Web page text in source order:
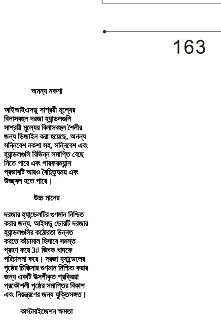
অনন্য নকশা
আইআইএসডু সাশ্রয়ী মূল্যের
বিলাসবহুল দরজা হ্যান্ডলগুলি
সাশ্রয়ী মূল্যের বিলাসবহুল শৈলীর
জন্য ডিজাইন করা হয়েছে, অনন্য
সন্নিবেশ নকশা সহ, সন্নিবেশ এবং
হ্যান্ডলগুলি বিভিন্ন সমাপ্তি বেছে
নিতে পারে এবং পারফরম্যান্স
প্রভাবটি আরও বৈচিত্র্যময় এবং
উজ্জ্বল হতে পারে।
উচ্চ মানের
দরজার হ্যান্ডেলটির গুণমান নিশ্চিত
করার জন্য, আইসডু ডোরটি দরজার
হ্যান্ডলগুলির কঠোরতা উন্নত
করতে কাঁচামাল হিসাবে সমস্ত
গ্রহণ করে 3# জিংক খাদকে
পরিচালনা করে। দরজা হ্যান্ডেলের
পৃষ্ঠের চিকিত্সার গুণমান নিশ্চিত করার
জন্য একটি উত্সর্গীকৃত প্রক্রিয়া
প্রকৌশলী পৃষ্ঠের সমাপ্তির বিকাশ
এবং নিয়ন্ত্রণের জন্য যুক্তিসঙ্গত।
কাস্টমাইজেশন ক্ষমতা